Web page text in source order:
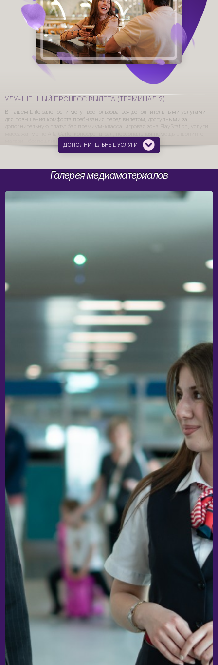
УЛУЧШЕННЫЙ ПРОЦЕСС ВЫЛЕТА (ТЕРМИНАЛ 2)
В нашем Elite зале гости могут воспользоваться дополнительными услугами
для повышения комфорта пребывания перед вылетом, доступными за
дополнительную плату: бар премиум-класса, игровая зона PlayStation, услуги
массажа, меню À la Carte, конференц-зал, персональная помощь в шопинге,
ДОПОЛНИТЕЛЬНЫЕ УСЛУГИ
Галерея медиаматериалов